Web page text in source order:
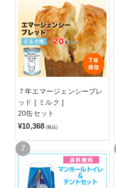
７年エマージェンシーブレ
ッド [ ミルク ]
20缶セット
¥10,368 (税込)